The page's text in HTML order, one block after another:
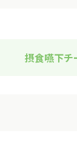
摂食嚥下チ